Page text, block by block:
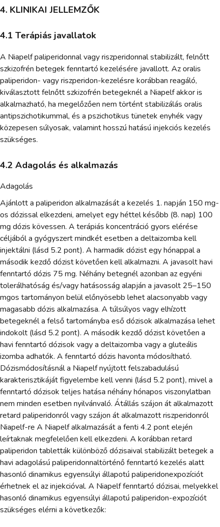
4. KLINIKAI JELLEMZŐK
4.1 Terápiás javallatok
A Niapelf paliperidonnal vagy riszperidonnal stabilizált, felnőtt
szkizofrén betegek fenntartó kezelésére javallott. Az oralis
paliperidon- vagy riszperidon-kezelésre korábban reagáló,
kiválasztott felnőtt szkizofrén betegeknél a Niapelf akkor is
alkalmazható, ha megelőzően nem történt stabilizálás oralis
antipszichotikummal, és a pszichotikus tünetek enyhék vagy
közepesen súlyosak, valamint hosszú hatású injekciós kezelés
szükséges.
4.2 Adagolás és alkalmazás
Adagolás
Ajánlott a paliperidon alkalmazását a kezelés 1. napján 150 mg-
os dózissal elkezdeni, amelyet egy héttel később (8. nap) 100
mg dózis kövessen. A terápiás koncentráció gyors elérése
céljából a gyógyszert mindkét esetben a deltaizomba kell
injektálni (lásd 5.2 pont). A harmadik dózist egy hónappal a
második kezdő dózist követően kell alkalmazni. A javasolt havi
fenntartó dózis 75 mg. Néhány betegnél azonban az egyéni
tolerálhatóság és/vagy hatásosság alapján a javasolt 25–150
mgos tartományon belül előnyösebb lehet alacsonyabb vagy
magasabb dózis alkalmazása. A túlsúlyos vagy elhízott
betegeknél a felső tartományba eső dózisok alkalmazása lehet
indokolt (lásd 5.2 pont). A második kezdő dózist követően a
havi fenntartó dózisok vagy a deltaizomba vagy a gluteális
izomba adhatók. A fenntartó dózis havonta módosítható.
Dózismódosításnál a Niapelf nyújtott felszabadulású
karakterisztikáját figyelembe kell venni (lásd 5.2 pont), mivel a
fenntartó dózisok teljes hatása néhány hónapos viszonylatban
nem minden esetben nyilvánvaló. Átállás szájon át alkalmazott
retard paliperidonról vagy szájon át alkalmazott riszperidonról
Niapelf-re A Niapelf alkalmazását a fenti 4.2 pont elején
leírtaknak megfelelően kell elkezdeni. A korábban retard
paliperidon tabletták különböző dózisaival stabilizált betegek a
havi adagolású paliperidonnaltörténő fenntartó kezelés alatt
hasonló dinamikus egyensúlyi állapotú paliperidonexpozíciót
érhetnek el az injekcióval. A Niapelf fenntartó dózisai, melyekkel
hasonló dinamikus egyensúlyi állapotú paliperidon-expozíciót
szükséges elérni a következők: